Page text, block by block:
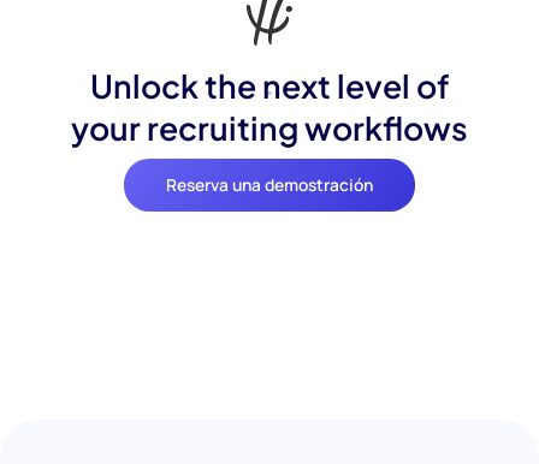
Unlock the next level of
your recruiting workflows
Reserva una demostración